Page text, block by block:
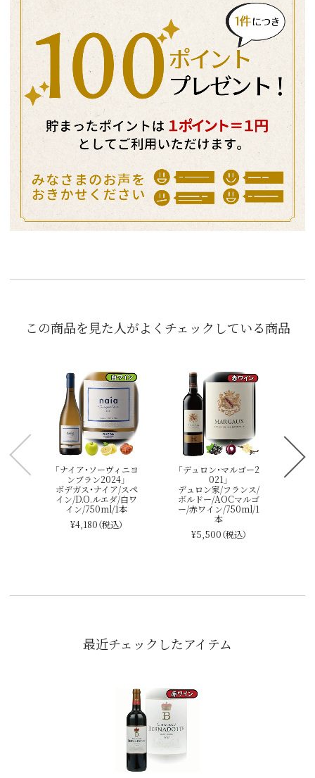
この商品を見た人がよくチェックしている商品
「ナイア・ソーヴィニヨ
ンブラン2024」
ボデガス・ナイア/スペ
イン/D.O.ルエダ/白ワ
イン/750ml/1本
¥4,180（税込）
「デュロン・マルゴー2
021」
デュロン家/フランス/
ボルドー/AOCマルゴ
ー/赤ワイン/750ml/1
本
¥5,500（税込）
最近チェックしたアイテム